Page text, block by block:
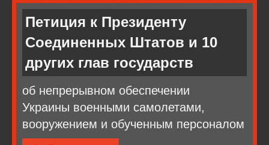
Петиция к Президенту
Соединенных Штатов и 10
других глав государств
об непрерывном обеспечении
Украины военными самолетами,
вооружением и обученным персоналом